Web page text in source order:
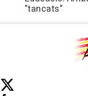
"tancats"